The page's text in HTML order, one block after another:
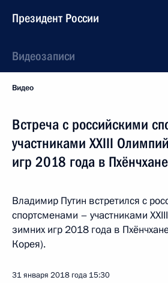
Президент России
Видеозаписи
Видео
Встреча с российскими
участниками XXIII
игр 2018 года в Пхёнчхане
Владимир Путин встретился с
спортсменами – участниками
зимних игр 2018 года в
Корея).
31 января 2018 года 15:30